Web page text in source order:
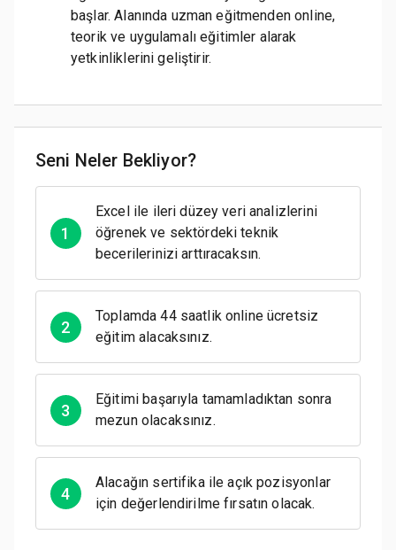
başlar. Alanında uzman eğitmenden online,
teorik ve uygulamalı eğitimler alarak
yetkinliklerini geliştirir.
Seni Neler Bekliyor?
1
Excel ile ileri düzey veri analizlerini
öğrenek ve sektördeki teknik
becerilerinizi arttıracaksın.
2
Toplamda 44 saatlik online ücretsiz
eğitim alacaksınız.
3
Eğitimi başarıyla tamamladıktan sonra
mezun olacaksınız.
4
Alacağın sertifika ile açık pozisyonlar
için değerlendirilme fırsatın olacak.